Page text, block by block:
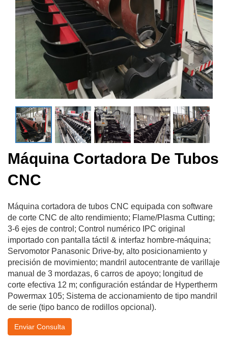
Máquina Cortadora De Tubos
CNC
Máquina cortadora de tubos CNC equipada con software
de corte CNC de alto rendimiento; Flame/Plasma Cutting;
3-6 ejes de control; Control numérico IPC original
importado con pantalla táctil & interfaz hombre-máquina;
Servomotor Panasonic Drive-by, alto posicionamiento y
precisión de movimiento; mandril autocentrante de varillaje
manual de 3 mordazas, 6 carros de apoyo; longitud de
corte efectiva 12 m; configuración estándar de Hypertherm
Powermax 105; Sistema de accionamiento de tipo mandril
de serie (tipo banco de rodillos opcional).
Enviar Consulta